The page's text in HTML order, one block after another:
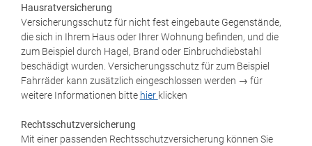
Hausratversicherung
Versicherungsschutz für nicht fest eingebaute Gegenstände,
die sich in Ihrem Haus oder Ihrer Wohnung befinden, und die
zum Beispiel durch Hagel, Brand oder Einbruchdiebstahl
beschädigt wurden. Versicherungsschutz für zum Beispiel
Fahrräder kann zusätzlich eingeschlossen werden → für
weitere Informationen bitte hier klicken
Rechtsschutz­versicherung
Mit einer passenden Rechtsschutzversicherung können Sie